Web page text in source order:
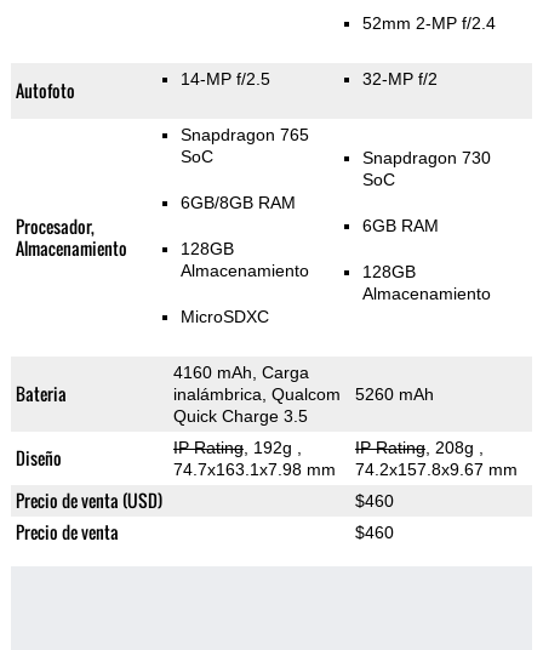
52mm 2-MP f/2.4
Autofoto 14-MP f/2.5 32-MP f/2
Procesador,
Almacenamiento
Snapdragon 765
SoC
6GB/8GB RAM
128GB
Almacenamiento
MicroSDXC
Snapdragon 730
SoC
6GB RAM
128GB
Almacenamiento
Bateria
4160 mAh, Carga
inalámbrica, Qualcom
Quick Charge 3.5
5260 mAh
Diseño IP Rating, 192g
74.7x163.1x7.98 mm
IP Rating, 208g
74.2x157.8x9.67 mm
Precio de venta (USD) $460
Precio de venta $460